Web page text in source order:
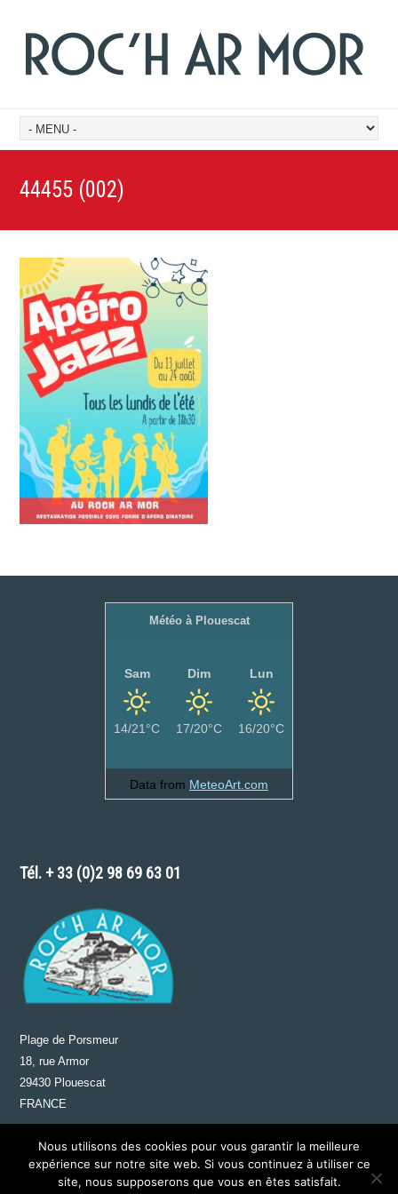
44455 (002)
Météo à Plouescat
Sam
14/21°C
Dim
17/20°C
Lun
16/20°C
Data from MeteoArt.com
Tél. + 33 (0)2 98 69 63 01
Plage de Porsmeur
18, rue Armor
29430 Plouescat
FRANCE
Nous utilisons des cookies pour vous garantir la meilleure
expérience sur notre site web. Si vous continuez à utiliser ce
site, nous supposerons que vous en êtes satisfait.